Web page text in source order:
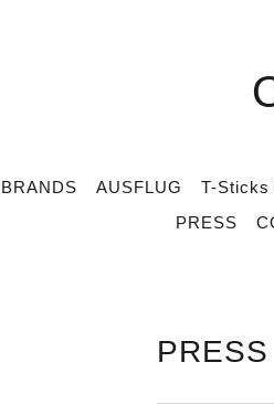
BRANDS AUSFLUG T-Sticks
PRESS
PRESS